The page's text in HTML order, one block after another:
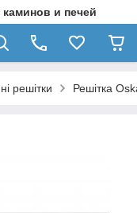
и печей
решітки Решітка